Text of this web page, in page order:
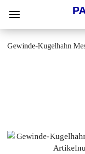
Gewinde-Kugelhahn